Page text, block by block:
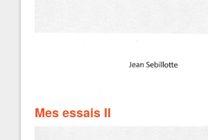
Mes essais II